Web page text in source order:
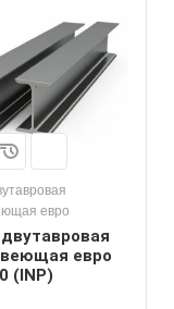
евро
евро
(INP)